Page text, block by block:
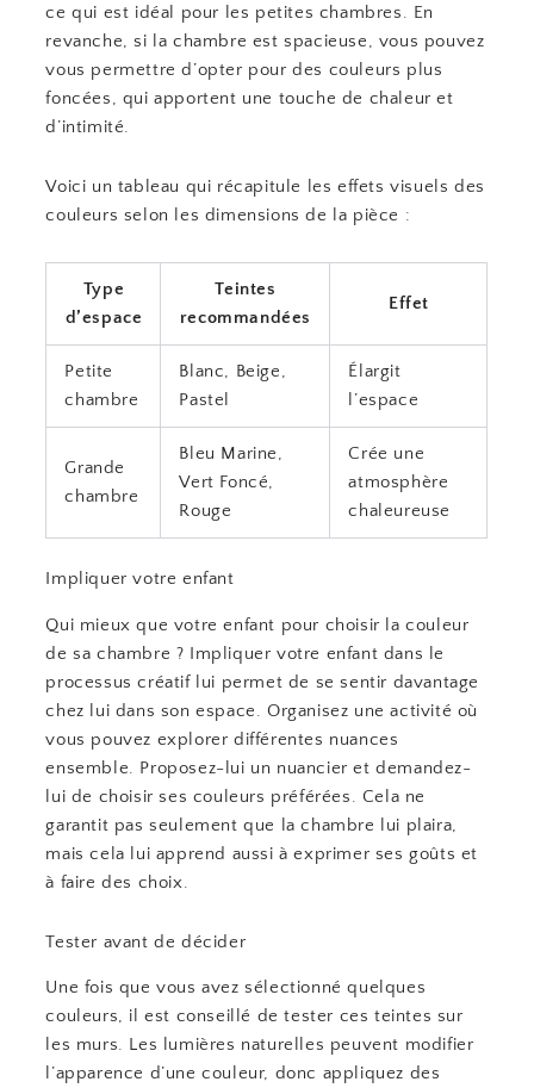
ce qui est idéal pour les petites chambres. En
revanche, si la chambre est spacieuse, vous pouvez
vous permettre d’opter pour des couleurs plus
foncées, qui apportent une touche de chaleur et
d’intimité.
Voici un tableau qui récapitule les effets visuels des
couleurs selon les dimensions de la pièce :
Type
d’espace
Teintes
recommandées
Effet
Petite
chambre
Blanc, Beige,
Pastel
Élargit
l’espace
Grande
chambre
Bleu Marine,
Vert Foncé,
Rouge
Crée une
atmosphère
chaleureuse
Impliquer votre enfant
Qui mieux que votre enfant pour choisir la couleur
de sa chambre ? Impliquer votre enfant dans le
processus créatif lui permet de se sentir davantage
chez lui dans son espace. Organisez une activité où
vous pouvez explorer différentes nuances
ensemble. Proposez-lui un nuancier et demandez-
lui de choisir ses couleurs préférées. Cela ne
garantit pas seulement que la chambre lui plaira,
mais cela lui apprend aussi à exprimer ses goûts et
à faire des choix.
Tester avant de décider
Une fois que vous avez sélectionné quelques
couleurs, il est conseillé de tester ces teintes sur
les murs. Les lumières naturelles peuvent modifier
l’apparence d’une couleur, donc appliquez des